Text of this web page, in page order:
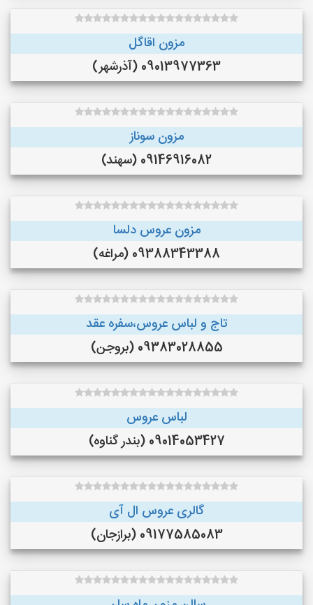
مزون اقاگل
09013977363 (آذرشهر)
مزون سوناز
09146916082 (سهند)
مزون عروس دلسا
09388343388 (مراغه)
تاج و لباس عروس،سفره عقد
09383028855 (بروجن)
لباس عروس
09014053427 (بندر گناوه)
گالری عروس ال آی
09177585083 (برازجان)